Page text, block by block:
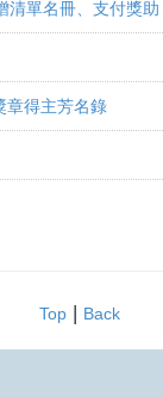
清單名冊、支付獎
章得主芳名錄
Top| Back